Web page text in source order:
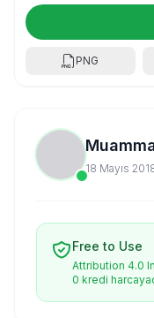
PNG
18 Mayıs
Free to Use
Attribution 4.0
0 kredi